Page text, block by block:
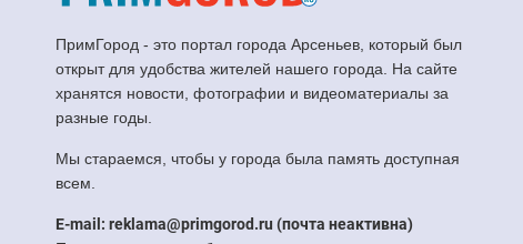
ПримГород - это портал города Арсеньев, который был
открыт для удобства жителей нашего города. На сайте
хранятся новости, фотографии и видеоматериалы за
разные годы.
Мы стараемся, чтобы у города была память доступная
всем.
E-mail: reklama@primgorod.ru (почта неактивна)